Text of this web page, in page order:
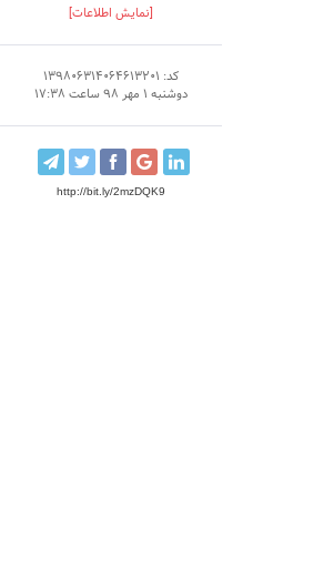
[نمایش اطلاعات]
کد: 139806314064613201
دوشنبه 1 مهر 98 ساعت 17:38
http://bit.ly/2mzDQK9